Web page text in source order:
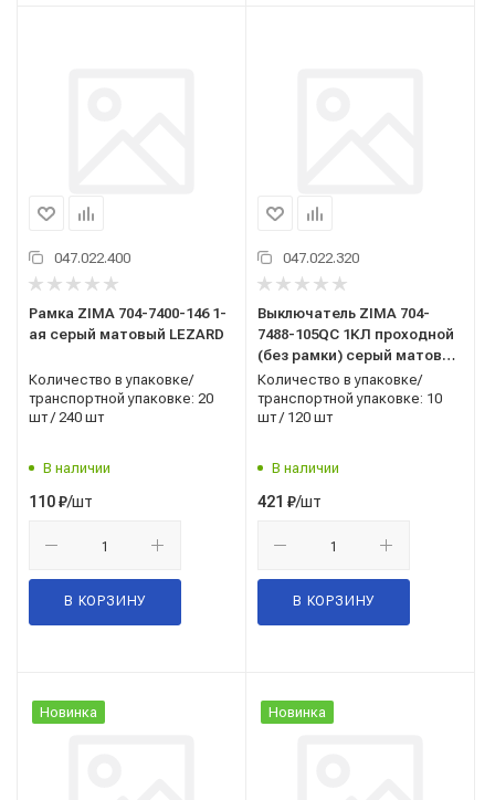
047.022.400
Рамка ZIMA 704-7400-146 1-
ая серый матовый LEZARD
Количество в упаковке/
транспортной упаковке: 20
шт / 240 шт
В наличии
110₽/шт
В КОРЗИНУ
047.022.320
Выключатель ZIMA 704-
7488-105QC 1КЛ проходной
(без рамки) серый матовый
LEZARD
Количество в упаковке/
транспортной упаковке: 10
шт / 120 шт
В наличии
421 ₽/шт
В КОРЗИНУ
Новинка Новинка